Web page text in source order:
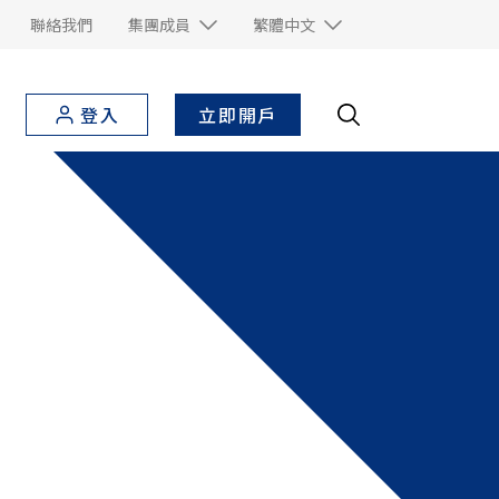
聯絡我們 集團成員 繁體中文
登入 立即開戶